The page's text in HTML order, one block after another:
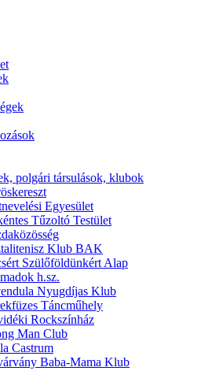
polgári társulások, klubok
Egyesület
Tűzoltó Testület
Klub BAK
Szülőföldünkért Alap
h.sz.
Nyugdíjas Klub
Táncműhely
Rockszínház
Man Club
Castrum
Baba-Mama Klub